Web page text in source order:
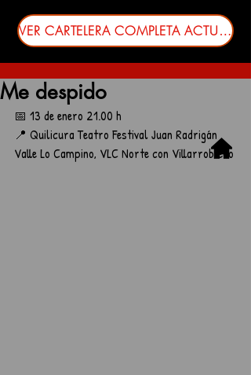
VER CARTELERA COMPLETA ACTUALIZADA
Me despido
📅 13 de enero 21.00 h
📍 Quilicura Teatro Festival Juan Radrigán
Valle Lo Campino, VLC Norte con Villarrobledo